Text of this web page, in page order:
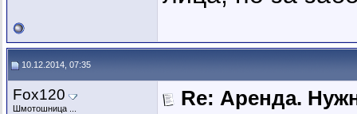
10.12.2014, 07:35
Fox120
Шмотошница ...
Re: Аренда.